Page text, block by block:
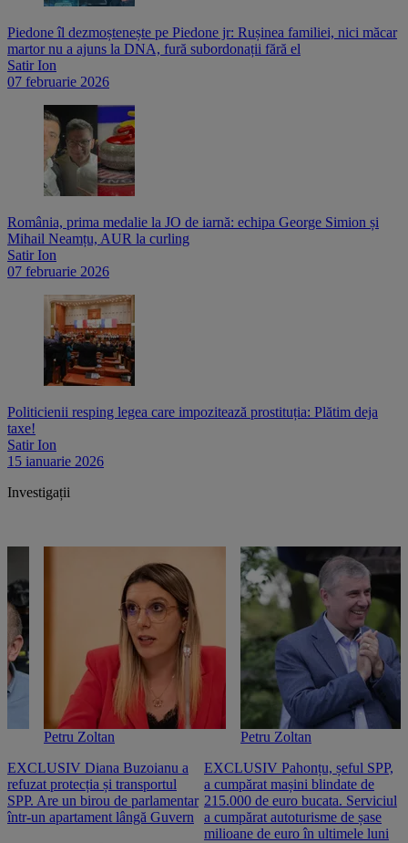
Piedone îl dezmoștenește pe Piedone jr: Rușinea familiei, nici măcar
martor nu a ajuns la DNA, fură subordonații fără el
Satir Ion
07 februarie 2026
România, prima medalie la JO de iarnă: echipa George Simion și
Mihail Neamțu, AUR la curling
Satir Ion
07 februarie 2026
Politicienii resping legea care impozitează prostituția: Plătim deja
taxe!
Satir Ion
15 ianuarie 2026
Investigații
Petru Zoltan
EXCLUSIV Diana Buzoianu a
refuzat protecția și transportul
SPP. Are un birou de parlamentar
într-un apartament lângă Guvern
Petru Zoltan
EXCLUSIV Pahonțu, șeful SPP,
a cumpărat mașini blindate de
215.000 de euro bucata. Serviciul
a cumpărat autoturisme de șase
milioane de euro în ultimele luni